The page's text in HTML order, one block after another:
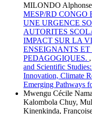
MILONDO
MESP/RD CONGO
UNE URGENCE
AUTORITES
IMPACT SUR LA
ENSEIGNANTS ET
PEDAGOGIQUES. ,
and Scientific
Innovation, Climate
Emerging Pathways
Mwengu Cécile
Kalombola Chuy,
Kinenkinda,